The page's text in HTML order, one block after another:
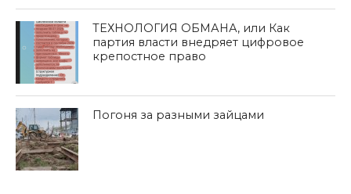
ТЕХНОЛОГИЯ ОБМАНА, или Как
партия власти внедряет цифровое
крепостное право
Погоня за разными зайцами